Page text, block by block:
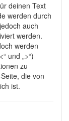
deinen Text
werden durch
auch
werden.
werden
und „>“)
zu
die von
ist.